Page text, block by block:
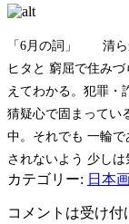
「6月の詞」 清ら
ヒタと 窮屈で住み
えてわかる。犯罪・
猜疑心で固まってい
中。それでも 一輪
されないよう 少
カテゴリー: 日本
コメントは受け付